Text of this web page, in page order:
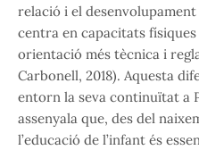
relació i el
centra en capacitats
orientació més tècnica i
Carbonell, 2018). Aquesta
entorn la seva continuïtat a
assenyala que, des del
l’educació de l’infant és